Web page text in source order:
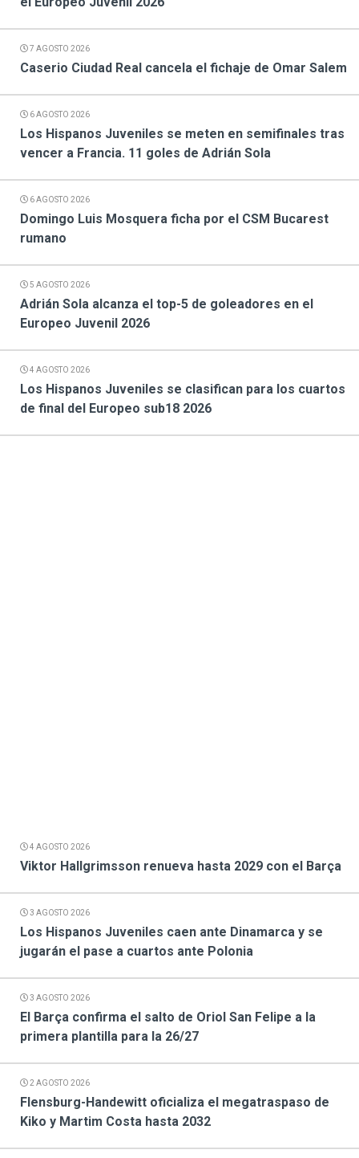
7 AGOSTO 2026
Caserio Ciudad Real cancela el fichaje de Omar Salem
6 AGOSTO 2026
Los Hispanos Juveniles se meten en semifinales tras
vencer a Francia. 11 goles de Adrián Sola
6 AGOSTO 2026
Domingo Luis Mosquera ficha por el CSM Bucarest
rumano
5 AGOSTO 2026
Adrián Sola alcanza el top-5 de goleadores en el
Europeo Juvenil 2026
4 AGOSTO 2026
Los Hispanos Juveniles se clasifican para los cuartos
de final del Europeo sub18 2026
4 AGOSTO 2026
Viktor Hallgrimsson renueva hasta 2029 con el Barça
3 AGOSTO 2026
Los Hispanos Juveniles caen ante Dinamarca y se
jugarán el pase a cuartos ante Polonia
3 AGOSTO 2026
El Barça confirma el salto de Oriol San Felipe a la
primera plantilla para la 26/27
2 AGOSTO 2026
Flensburg-Handewitt oficializa el megatraspaso de
Kiko y Martim Costa hasta 2032